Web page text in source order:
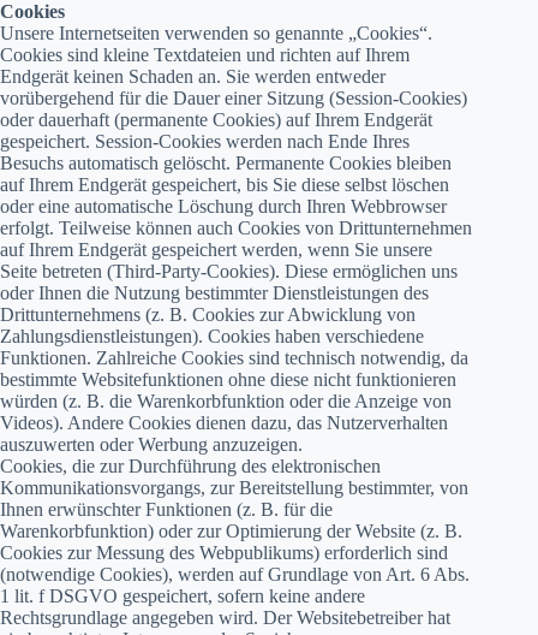
Cookies
Unsere Internetseiten verwenden so genannte „Cookies“.
Cookies sind kleine Textdateien und richten auf Ihrem
Endgerät keinen Schaden an. Sie werden entweder
vorübergehend für die Dauer einer Sitzung (Session-Cookies)
oder dauerhaft (permanente Cookies) auf Ihrem Endgerät
gespeichert. Session-Cookies werden nach Ende Ihres
Besuchs automatisch gelöscht. Permanente Cookies bleiben
auf Ihrem Endgerät gespeichert, bis Sie diese selbst löschen
oder eine automatische Löschung durch Ihren Webbrowser
erfolgt. Teilweise können auch Cookies von Drittunternehmen
auf Ihrem Endgerät gespeichert werden, wenn Sie unsere
Seite betreten (Third-Party-Cookies). Diese ermöglichen uns
oder Ihnen die Nutzung bestimmter Dienstleistungen des
Drittunternehmens (z. B. Cookies zur Abwicklung von
Zahlungsdienstleistungen). Cookies haben verschiedene
Funktionen. Zahlreiche Cookies sind technisch notwendig, da
bestimmte Websitefunktionen ohne diese nicht funktionieren
würden (z. B. die Warenkorbfunktion oder die Anzeige von
Videos). Andere Cookies dienen dazu, das Nutzerverhalten
auszuwerten oder Werbung anzuzeigen.
Cookies, die zur Durchführung des elektronischen
Kommunikationsvorgangs, zur Bereitstellung bestimmter, von
Ihnen erwünschter Funktionen (z. B. für die
Warenkorbfunktion) oder zur Optimierung der Website (z. B.
Cookies zur Messung des Webpublikums) erforderlich sind
(notwendige Cookies), werden auf Grundlage von Art. 6 Abs.
1 lit. f DSGVO gespeichert, sofern keine andere
Rechtsgrundlage angegeben wird. Der Websitebetreiber hat